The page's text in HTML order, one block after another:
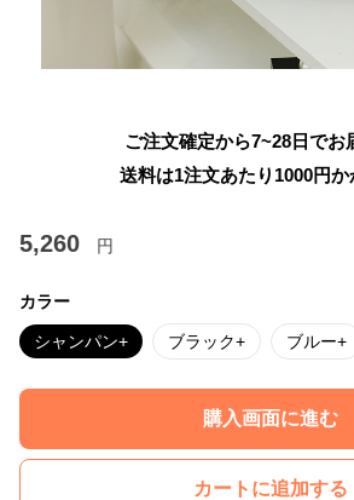
ご注文確定から7~28日でお
送料は1注文あたり 1000円
5,260 円
カラー
シャンパン+ ブラック+ ブルー+
購入画面に進む
カートに追加する